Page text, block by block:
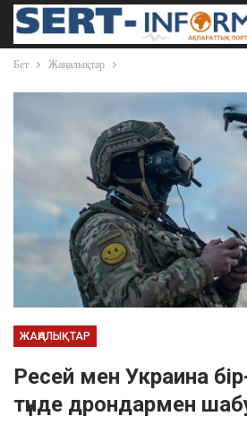
Бет Жаңалықтар
ЖАҢАЛЫҚТАР
Ресей мен Украина бір-
түнде дрондармен